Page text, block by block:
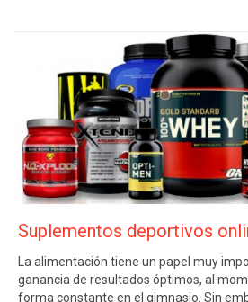
Suplementos deportivos
La alimentación tiene un papel muy
ganancia de resultados óptimos, al
forma constante en el gimnasio. Sin